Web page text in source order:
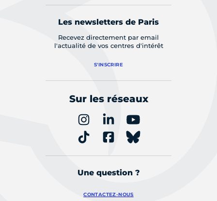
Les newsletters de Paris
Recevez directement par email
l'actualité de vos centres d'intérêt
S'INSCRIRE
Sur les réseaux
Une question ?
CONTACTEZ-NOUS